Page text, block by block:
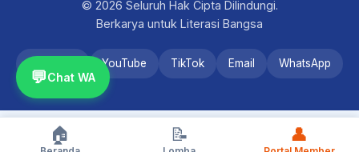
© 2026 Seluruh Hak Cipta Dilindungi.
Berkarya untuk Literasi Bangsa
YouTube TikTok Email WhatsApp
💬Chat WA
🏠 📝 👤